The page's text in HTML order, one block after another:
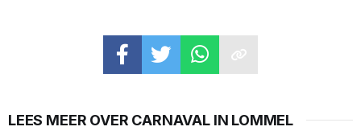
LEES MEER OVER CARNAVAL IN LOMMEL